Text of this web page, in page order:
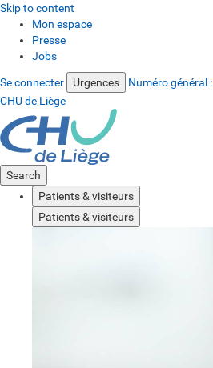
Skip to content
Mon espace
Presse
Jobs
Se connecter Urgences Numéro général :
CHU de Liège
Search
Patients & visiteurs
Patients & visiteurs